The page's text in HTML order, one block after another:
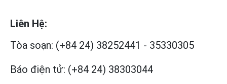
Liên Hệ:
Tòa soạn: (+84 24) 38252441 - 35330305
Báo điện tử: (+84 24) 38303044